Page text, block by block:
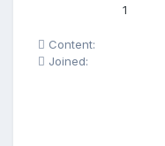
1
Content:
Joined: